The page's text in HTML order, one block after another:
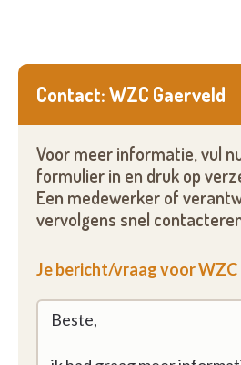
Contact: WZC Gaerveld
Voor meer informatie, vul
formulier in en druk op
Een medewerker of
vervolgens snel
Je bericht/vraag voor WZC